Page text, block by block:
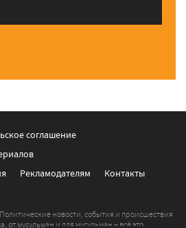
соглашение
Рекламодателям Контакты
новости, события и происшествия
от мусульман и для мусульман – всё это